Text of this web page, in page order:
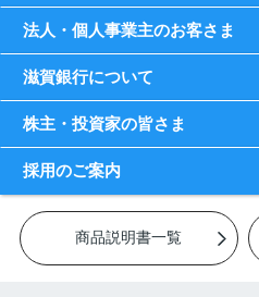
法人・個人事業主のお客さま
滋賀銀行について
株主・投資家の皆さま
採用のご案内
商品説明書一覧